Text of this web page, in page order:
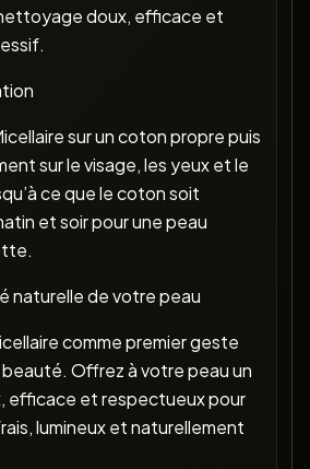
doux, efficace et
sur un coton propre puis
sur le visage, les yeux et le
ce que le coton soit
et soir pour une peau
naturelle de votre peau
comme premier geste
Offrez à votre peau un
efficace et respectueux pour
lumineux et naturellement